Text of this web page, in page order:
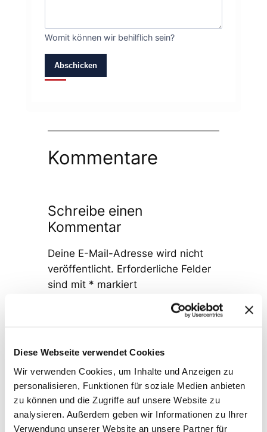
Diese Webseite verwendet Cookies
Wir verwenden Cookies, um Inhalte und Anzeigen zu
personalisieren, Funktionen für soziale Medien anbieten
zu können und die Zugriffe auf unsere Website zu
analysieren. Außerdem geben wir Informationen zu Ihrer
Verwendung unserer Website an unsere Partner für
Womit können wir behilflich sein?
Abschicken
Kommentare
Schreibe einen
Kommentar
Deine E-Mail-Adresse wird nicht
veröffentlicht. Erforderliche Felder
sind mit * markiert
Name*